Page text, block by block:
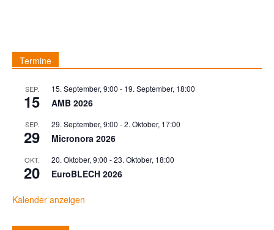
Termine
SEP.
15
15. September, 9:00 - 19. September, 18:00
AMB 2026
SEP.
29
29. September, 9:00 -2. Oktober, 17:00
Micronora 2026
OKT.
20
20. Oktober, 9:00 -23. Oktober, 18:00
EuroBLECH 2026
Kalender anzeigen